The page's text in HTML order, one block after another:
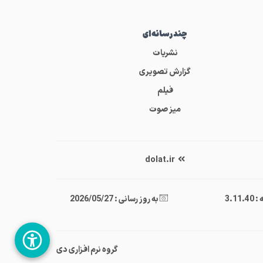
چندرسانه‌ای
نشریات
گزارش تصویری
فیلم
میز صوت
dolat.ir
به روز رسانی : 2026/05/27
گروه نرم افزاری دی